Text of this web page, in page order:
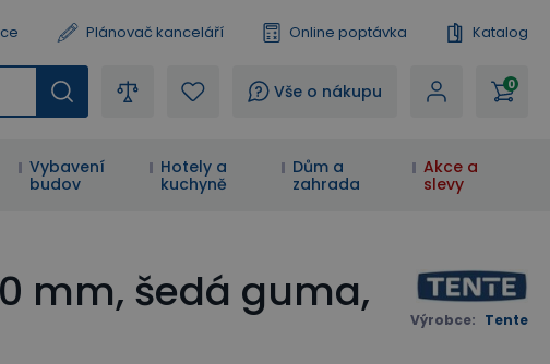
Plánovač kanceláří Online poptávka Katalog
? Vše o nákupu 0
Vybavení
budov
Hotely a
kuchyně
Dům a
zahrada
Akce a
slevy
mm, šedá guma,
Výrobce: Tente